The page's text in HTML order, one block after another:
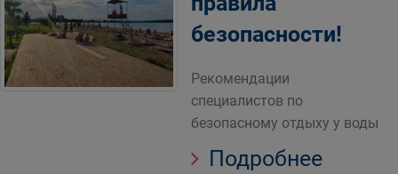
безопасности!
Рекомендации
специалистов по
безопасному отдыху у воды
Подробнее